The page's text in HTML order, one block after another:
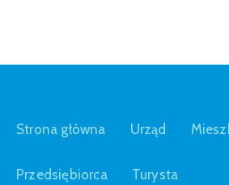
Strona główna Urząd
Przedsiębiorca Turysta